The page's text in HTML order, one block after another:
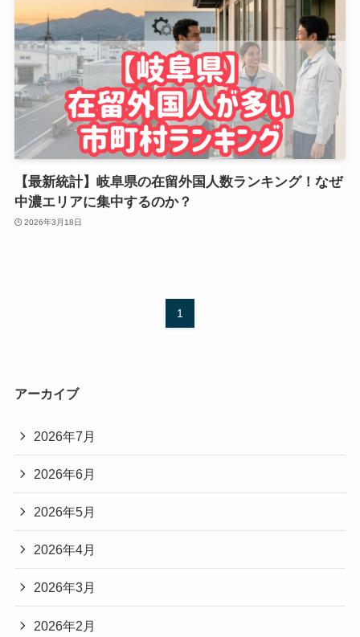
【最新統計】岐阜県の在留外国人数ランキング！なぜ
中濃エリアに集中するのか？
2026年3月18日
1
アーカイブ
2026年7月
2026年6月
2026年5月
2026年4月
2026年3月
2026年2月